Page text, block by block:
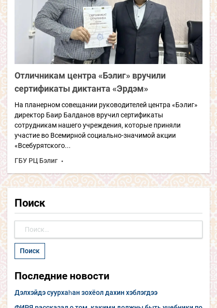
Отличникам центра «Бэлиг» вручили
сертификаты диктанта «Эрдэм»
На планерном совещании руководителей центра «Бэлиг»
директор Баир Балданов вручил сертификаты
сотрудникам нашего учреждения, которые приняли
участие во Всемирной социально-значимой акции
«Всебурятского...
ГБУ РЦ Бэлиг
Поиск
Последние новости
Дэлхэйдэ суурхаһан зохёол дахин хэблэгдээ